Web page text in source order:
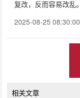
复改，反而容易改乱。
2025-08-25 08:30:00
相关文章